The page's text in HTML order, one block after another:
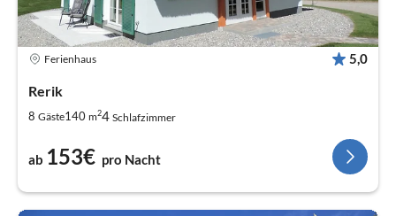
Ferienhaus 5,0
Rerik
8 Gäste140 m24 Schlafzimmer
ab 153€ pro Nacht